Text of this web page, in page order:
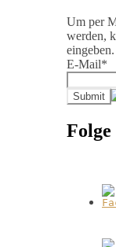
Um per
werden,
eingeben.
E-Mail*